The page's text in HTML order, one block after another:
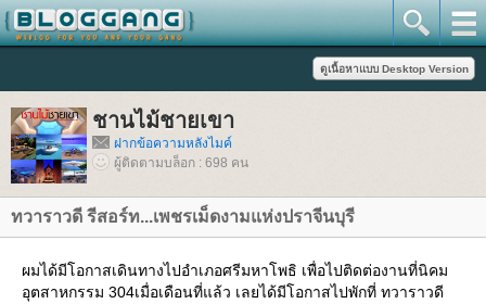
ชานไม้ชายเขา
ฝากข้อความหลังไมค์
ผู้ติดตามบล็อก : 698 คน
ทวาราวดี รีสอร์ท...เพชรเม็ดงามแห่งปราจีนบุรี
ผมได้มีโอกาสเดินทางไปอำเภอศรีมหาโพธิ เพื่อไปติดต่องานที่นิคม
อุตสาหกรรม 304เมื่อเดือนที่แล้ว เลยได้มีโอกาสไปพักที่ ทวาราวดี